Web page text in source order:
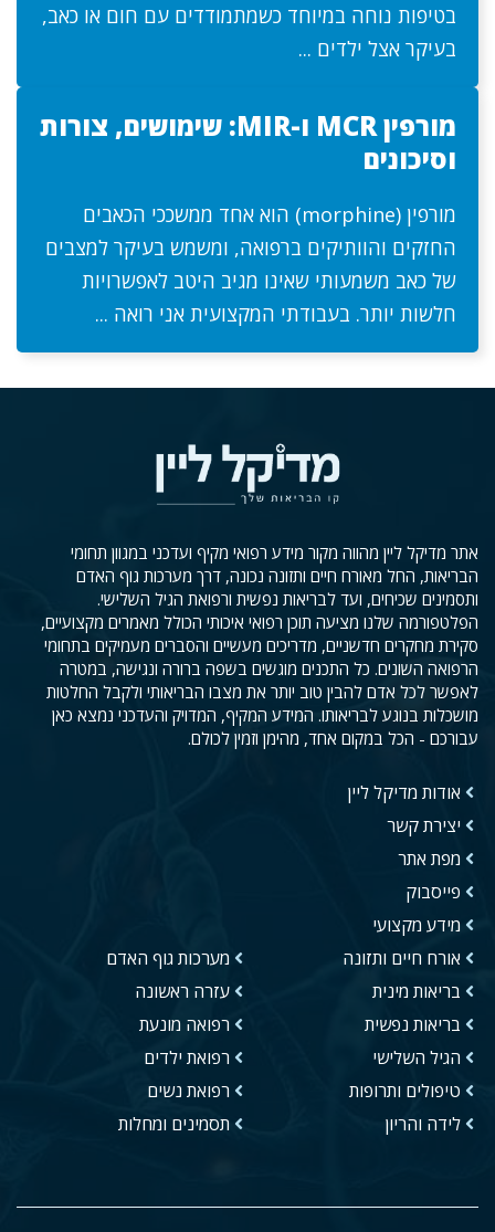
בטיפות נוחה במיוחד כשמתמודדים עם חום או כאב,
בעיקר אצל ילדים ...
מורפין MCR ו-MIR: שימושים, צורות
וסיכונים
מורפין (morphine) הוא אחד ממשככי הכאבים
החזקים והוותיקים ברפואה, ומשמש בעיקר למצבים
של כאב משמעותי שאינו מגיב היטב לאפשרויות
חלשות יותר. בעבודתי המקצועית אני רואה ...
אתר מדיקל ליין מהווה מקור מידע רפואי מקיף ועדכני במגוון תחומי
הבריאות, החל מאורח חיים ותזונה נכונה, דרך מערכות גוף האדם
ותסמינים שכיחים, ועד לבריאות נפשית ורפואת הגיל השלישי.
הפלטפורמה שלנו מציעה תוכן רפואי איכותי הכולל מאמרים מקצועיים,
סקירת מחקרים חדשניים, מדריכים מעשיים והסברים מעמיקים בתחומי
הרפואה השונים. כל התכנים מוגשים בשפה ברורה ונגישה, במטרה
לאפשר לכל אדם להבין טוב יותר את מצבו הבריאותי ולקבל החלטות
מושכלות בנוגע לבריאותו. המידע המקיף, המדויק והעדכני נמצא כאן
עבורכם - הכל במקום אחד, מהימן וזמין לכולם.
אודות מדיקל ליין
יצירת קשר
מפת אתר
פייסבוק
מידע מקצועי
אורח חיים ותזונה
בריאות מינית
בריאות נפשית
הגיל השלישי
טיפולים ותרופות
לידה והריון
מערכות גוף האדם
עזרה ראשונה
רפואה מונעת
רפואת ילדים
רפואת נשים
תסמינים ומחלות